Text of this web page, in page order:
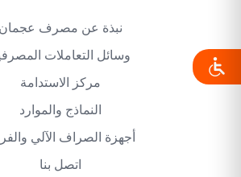
نبذة عن مصرف عجمان
وسائل التعاملات
مركز الاستدامة
النماذج والموارد
أجهزة الصراف الآلي
اتصل بنا